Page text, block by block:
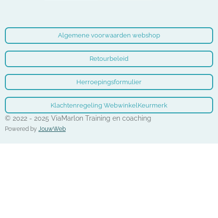
Algemene voorwaarden webshop
Retourbeleid
Herroepingsformulier
Klachtenregeling WebwinkelKeurmerk
© 2022 - 2025 ViaMarlon Training en coaching
Powered by JouwWeb